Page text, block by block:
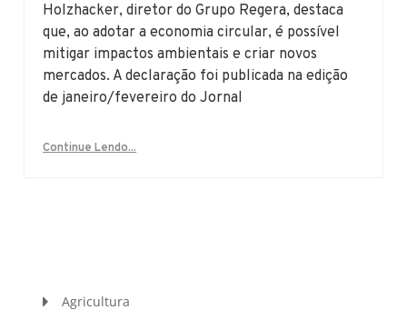
Holzhacker, diretor do Grupo Regera, destaca
que, ao adotar a economia circular, é possível
mitigar impactos ambientais e criar novos
mercados. A declaração foi publicada na edição
de janeiro/fevereiro do Jornal
Continue Lendo...
Agricultura